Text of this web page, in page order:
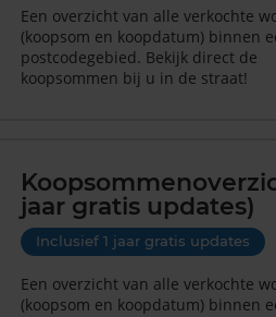
Een overzicht van alle verkochte
(koopsom en koopdatum) binnen
postcodegebied. Bekijk direct de
koopsommen bij u in de straat!
jaar gratis updates)
Inclusief 1 jaar gratis updates
Een overzicht van alle verkochte
(koopsom en koopdatum) binnen